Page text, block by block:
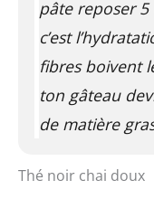
pâte reposer
c’est
fibres boivent
ton gâteau
de matière
Thé noir chai doux